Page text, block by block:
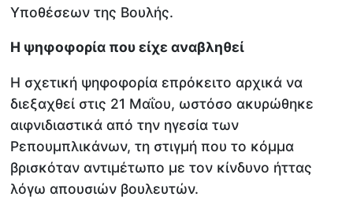
Υποθέσεων της Βουλής.
Η ψηφοφορία που είχε αναβληθεί
Η σχετική ψηφοφορία επρόκειτο αρχικά να
διεξαχθεί στις 21 Μαΐου, ωστόσο ακυρώθηκε
αιφνιδιαστικά από την ηγεσία των
Ρεπουμπλικάνων, τη στιγμή που το κόμμα
βρισκόταν αντιμέτωπο με τον κίνδυνο ήττας
λόγω απουσιών βουλευτών.